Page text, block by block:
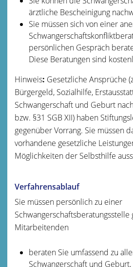
ärztliche Bescheinigung
Sie müssen sich von einer
persönlichen Gespräch
Diese Beratungen sind
Hinweis: Gesetzliche Ansprüche
Bürgergeld, Sozialhilfe,
Schwangerschaft und Geburt
bzw. §31 SGB XII) haben
gegenüber Vorrang. Sie müssen
vorhandene gesetzliche
Möglichkeiten der Selbsthilfe
Verfahrensablauf
Sie müssen persönlich zu einer
Schwangerschaftsberatungsstelle
Mitarbeitenden
beraten Sie umfassend zu
Schwangerschaft und Geburt,